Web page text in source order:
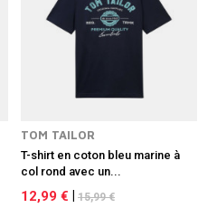
TOM TAILOR
T-shirt en coton bleu marine à
col rond avec un...
12,99 € 15,99 €